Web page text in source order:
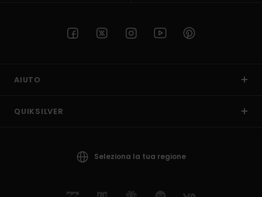
AIUTO
QUIKSILVER
Seleziona la tua regione